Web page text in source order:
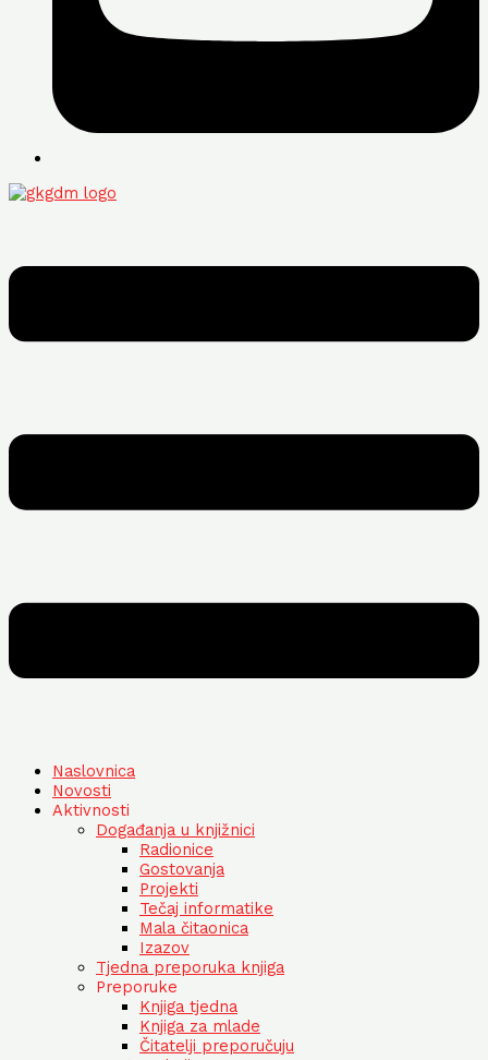
Naslovnica
Novosti
Aktivnosti
Događanja u knjižnici
Radionice
Gostovanja
Projekti
Tečaj informatike
Mala čitaonica
Izazov
Tjedna preporuka knjiga
Preporuke
Knjiga tjedna
Knjiga za mlade
Čitatelji preporučuju